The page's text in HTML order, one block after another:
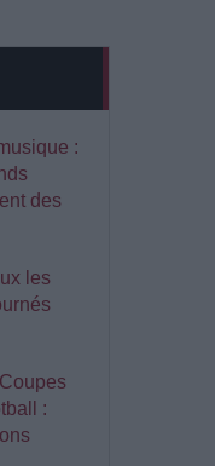
:
des
les
: